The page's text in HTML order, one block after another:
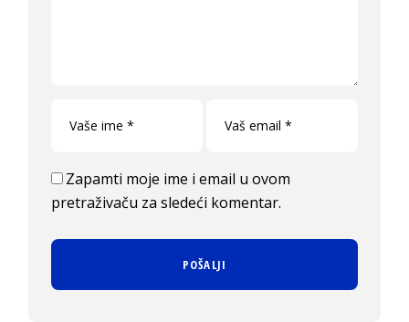
Zapamti moje ime i email u ovom
pretraživaču za sledeći komentar.